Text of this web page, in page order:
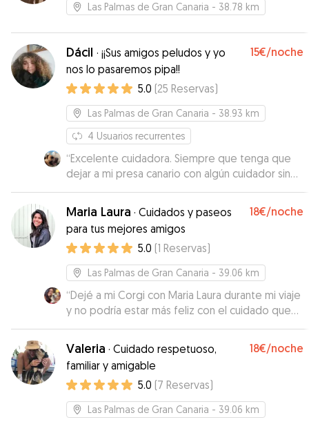
Las Palmas de Gran Canaria - 38.78 km
Dácil · ¡¡Sus amigos peludos y yo
nos lo pasaremos pipa!!
15€/noche
5.0 (25 Reservas)
Las Palmas de Gran Canaria - 38.93 km
4 Usuarios recurrentes
“Excelente cuidadora. Siempre que tenga que
dejar a mi presa canario con algún cuidador sin
duda será con Dacil. Además me mandó videos
para que viera lo bien que estaba mi Alai. Muy
recomendable.”
Maria Laura · Cuidados y paseos
para tus mejores amigos
18€/noche
5.0 (1 Reservas)
Las Palmas de Gran Canaria - 39.06 km
“Dejé a mi Corgi con Maria Laura durante mi viaje
y no podría estar más feliz con el cuidado que
recibió! Fue atenta, cariñosa y me mantuvo
siempre al tanto con fotos y videos. Aldito la
paso genial y estaba super contento :)”
Valeria · Cuidado respetuoso,
familiar y amigable
18€/noche
5.0 (7 Reservas)
Las Palmas de Gran Canaria - 39.06 km